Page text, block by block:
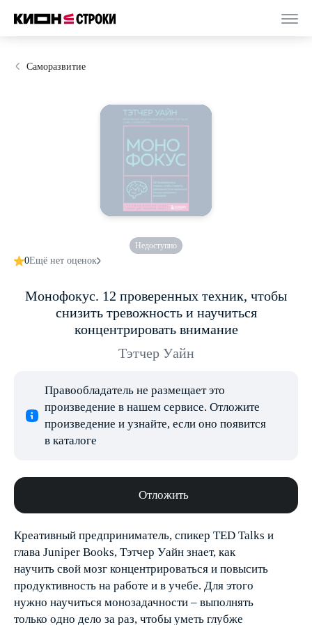
Саморазвитие
Недоступно
0Ещё нет оценок
Монофокус. 12 проверенных техник, чтобы
снизить тревожность и научиться
концентрировать внимание
Тэтчер Уайн
Правообладатель не размещает это
произведение в нашем сервисе. Отложите
произведение и узнайте, если оно появится
в каталоге
Отложить
Креативный предприниматель, спикер TED Talks и
глава Juniper Books, Тэтчер Уайн знает, как
научить свой мозг концентрироваться и повысить
продуктивность на работе и в учебе. Для этого
нужно научиться монозадачности – выполнять
только одно дело за раз, чтобы уметь глубже